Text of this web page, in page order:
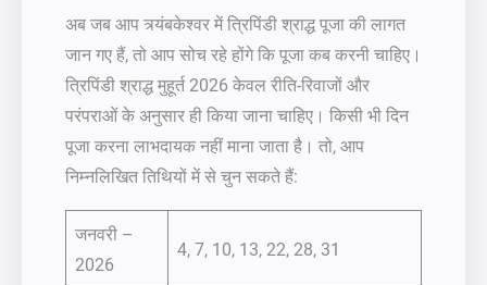
अब जब आप त्र्यंबकेश्वर में त्रिपिंडी श्राद्ध पूजा की लागत
जान गए हैं, तो आप सोच रहे होंगे कि पूजा कब करनी चाहिए।
त्रिपिंडी श्राद्ध मुहूर्त 2026 केवल रीति-रिवाजों और
परंपराओं के अनुसार ही किया जाना चाहिए। किसी भी दिन
पूजा करना लाभदायक नहीं माना जाता है। तो, आप
निम्नलिखित तिथियों में से चुन सकते हैं:
जनवरी –
2026
4, 7, 10, 13, 22, 28, 31